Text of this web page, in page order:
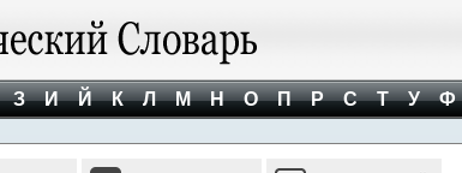
З И Й К Л М Н О П Р С Т У Ф